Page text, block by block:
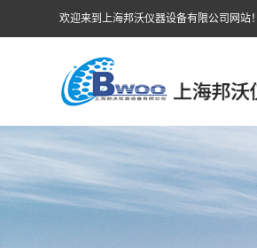
欢迎来到上海邦沃仪器设备有限公司网站！